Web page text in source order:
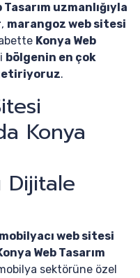
uzmanlığıyla
, marangoz web sitesi
Konya Web
bölgenin en çok
.
Konya
Dijitale
mobilyacı web sitesi
Web Tasarım
sektörüne özel